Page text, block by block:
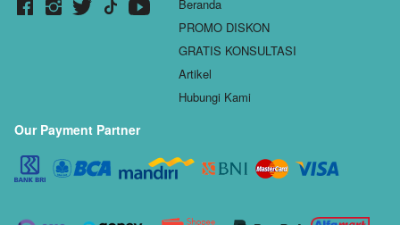
Beranda
PROMO DISKON
GRATIS KONSULTASI
Artikel
Hubungi Kami
Our Payment Partner